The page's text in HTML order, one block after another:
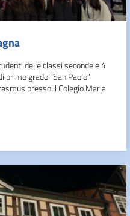
delle classi seconde e 4
primo grado “San Paolo”
presso il Colegio Maria